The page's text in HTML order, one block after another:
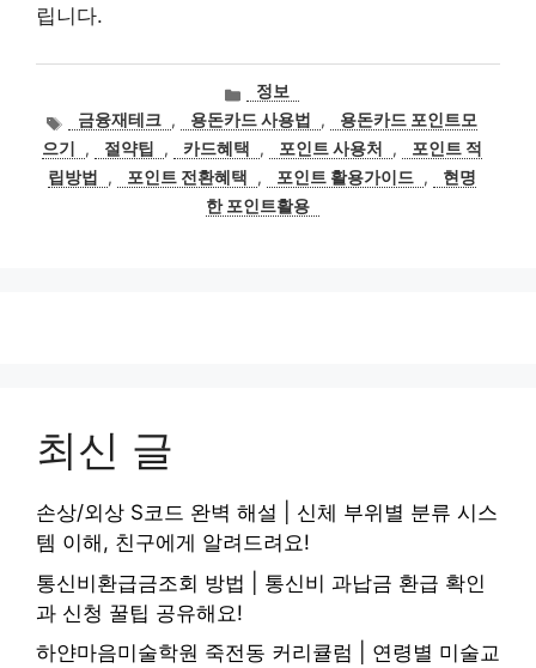
립니다.
카
테
고
리
정보
태
그
금융재테크 , 용돈카드 사용법 ,
용돈카드 포인트모
으기
, 절약팁 , 카드혜택 , 포인트 사용처 ,
포인트 적
립방법
, 포인트 전환혜택 , 포인트 활용가이드 ,
현명
한 포인트활용
최신 글
손상/외상 S코드 완벽 해설 | 신체 부위별 분류 시스
템 이해, 친구에게 알려드려요!
통신비환급금조회 방법 | 통신비 과납금 환급 확인
과 신청 꿀팁 공유해요!
하얀마음미술학원 죽전동 커리큘럼 | 연령별 미술교